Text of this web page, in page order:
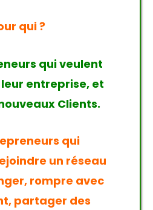
qui ?
qui veulent
entreprise, et
Clients.
qui
un réseau
rompre avec
partager des